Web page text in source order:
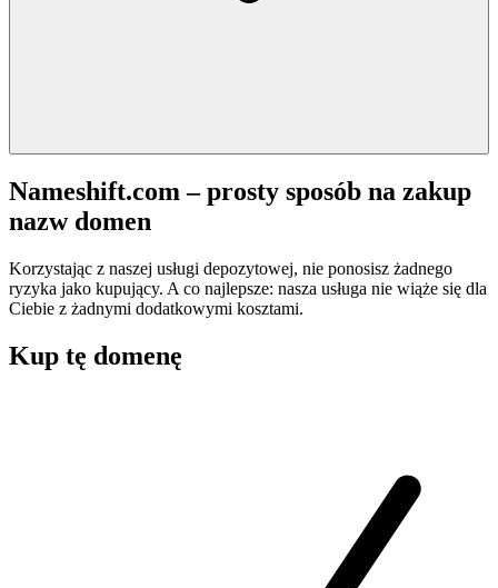
Nameshift.com – prosty sposób na zakup
nazw domen
Korzystając z naszej usługi depozytowej, nie ponosisz żadnego
ryzyka jako kupujący. A co najlepsze: nasza usługa nie wiąże się dla
Ciebie z żadnymi dodatkowymi kosztami.
Kup tę domenę